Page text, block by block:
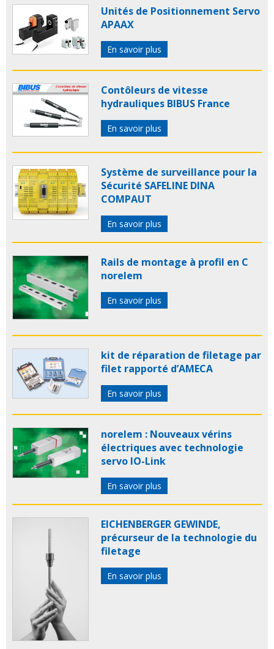
Unités de Positionnement Servo
APAAX
En savoir plus
Contôleurs de vitesse
hydrauliques BIBUS France
En savoir plus
Système de surveillance pour la
Sécurité SAFELINE DINA
COMPAUT
En savoir plus
Rails de montage à profil en C
norelem
En savoir plus
kit de réparation de filetage par
filet rapporté d’AMECA
En savoir plus
norelem : Nouveaux vérins
électriques avec technologie
servo IO-Link
En savoir plus
EICHENBERGER GEWINDE,
précurseur de la technologie du
filetage
En savoir plus